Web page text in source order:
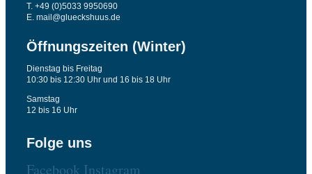
T. +49 (0)5033 9950690
E. mail@glueckshuus.de
Öffnungszeiten (Winter)
Dienstag bis Freitag
10:30 bis 12:30 Uhr und 16 bis 18 Uhr
Samstag
12 bis 16 Uhr
Folge uns
Facebook Instagram